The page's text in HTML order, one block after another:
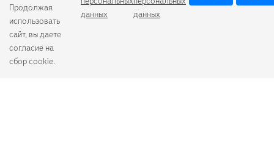
Продолжая
использовать
сайт, вы даете
согласие на
сбор cookie.
персональных
данных
персональных
данных